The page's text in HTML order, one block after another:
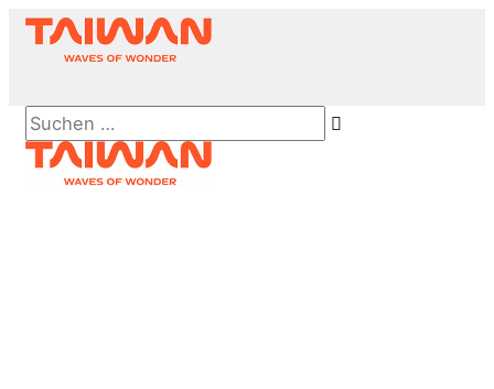
Zum
Inhalt
Above
Header
Suchen …